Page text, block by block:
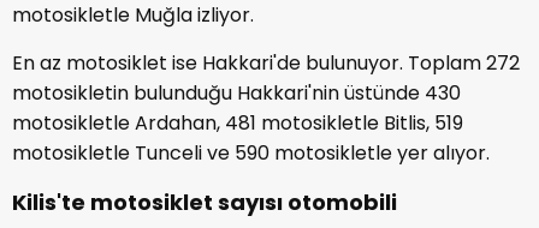
motosikletle Muğla izliyor.
En az motosiklet ise Hakkari'de bulunuyor. Toplam 272
motosikletin bulunduğu Hakkari'nin üstünde 430
motosikletle Ardahan, 481 motosikletle Bitlis, 519
motosikletle Tunceli ve 590 motosikletle yer alıyor.
Kilis'te motosiklet sayısı otomobili